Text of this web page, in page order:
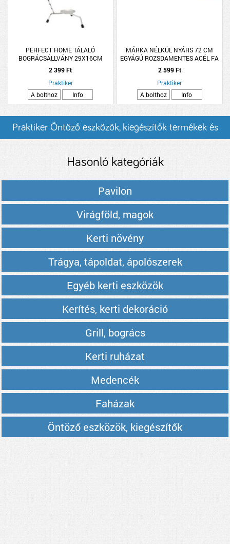
PERFECT HOME TÁLALÓ
BOGRÁCSÁLLVÁNY 29X16CM
2 399 Ft
Praktiker
A bolthoz
Info
MÁRKA NÉLKÜL NYÁRS 72 CM
EGYÁGÚ ROZSDAMENTES ACÉL FA
NYÉLLEL
2 599 Ft
Praktiker
A bolthoz
Info
Praktiker Öntöző eszközök, kiegészítők termékek és
Hasonló kategóriák
Pavilon
Virágföld, magok
Kerti növény
Trágya, tápoldat, ápolószerek
Egyéb kerti eszközök
Kerítés, kerti dekoráció
Grill, bogrács
Kerti ruházat
Medencék
Faházak
Öntöző eszközök, kiegészítők